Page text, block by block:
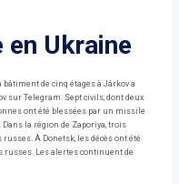
Ukraine
de cinq étages à Járkov a
sur Telegram. Sept civils, dont deux
ont été blessées par un missile
la région de Zaporiya, trois
À Donetsk, les décès ont été
russes. Les alertes continuent de